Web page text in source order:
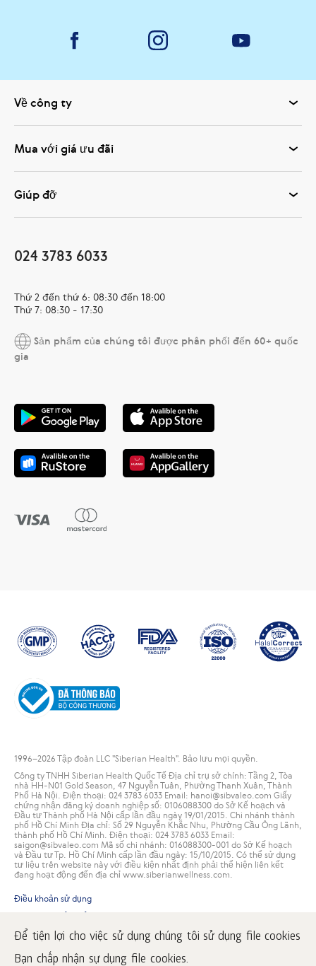
Để tiện lợi cho việc sử dụng chúng tôi sử dụng file cookies
Bạn chấp nhận sự dụng file cookies.
Về công ty
Mua với giá ưu đãi
Giúp đỡ
024 3783 6033
Thứ 2 đến thứ 6: 08:30 đến 18:00
Thứ 7: 08:30 - 17:30
Sản phẩm của chúng tôi được phân phối đến 60+ quốc
gia
1996–2026 Tập đoàn LLC "Siberian Health". Bảo lưu mọi quyền.
Công ty TNHH Siberian Health Quốc Tế Địa chỉ trụ sở chính: Tầng 2, Tòa
nhà HH-N01 Gold Season, 47 Nguyễn Tuân, Phường Thanh Xuân, Thành
Phố Hà Nội. Điện thoại: 024 3783 6033 Email: hanoi@sibvaleo.com Giấy
chứng nhận đăng ký doanh nghiệp số: 0106088300 do Sở Kế hoạch và
Đầu tư Thành phố Hà Nội cấp lần đầu ngày 19/01/2015. Chi nhánh thành
phố Hồ Chí Minh Địa chỉ: Số 29 Nguyễn Khắc Nhu, Phường Cầu Ông Lãnh,
thành phố Hồ Chí Minh. Điện thoại: 024 3783 6033 Email:
saigon@sibvaleo.com Mã số chi nhánh: 016088300-001 do Sở Kế hoạch
và Đầu tư Tp. Hồ Chí Minh cấp lần đầu ngày: 15/10/2015. Có thể sử dụng
tư liệu trên website này với điều kiện nhất định phải thể hiện liên kết
đang hoạt động đến địa chỉ www.siberianwellness.com.
Điều khoản sử dụng
Chính sách bảo mật
Điều kiện giao dịch
Bảo mật thanh toán